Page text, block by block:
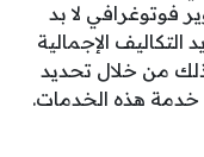
فوتوغرافي لا بد
الإجمالية
من خلال تحديد
خدمة هذه الخدمات.